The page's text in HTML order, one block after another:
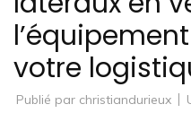
votre
Publié par christiandurieux